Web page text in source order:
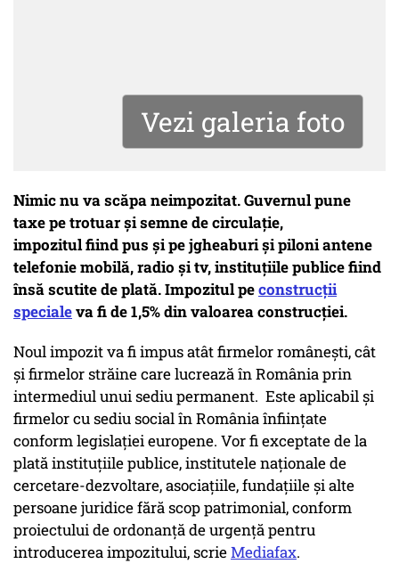
Vezi galeria foto
Nimic nu va scăpa neimpozitat. Guvernul pune
taxe pe trotuar și semne de circulație,
impozitul fiind pus şi pe jgheaburi şi piloni antene
telefonie mobilă, radio şi tv, instituţiile publice fiind
însă scutite de plată. Impozitul peconstrucții
specialeva fi de 1,5% din valoarea construcției.
Noul impozit va fi impus atât firmelor românești, cât
și firmelor străine care lucrează în România prin
intermediul unui sediu permanent. Este aplicabil şi
firmelor cu sediu social în România înfiinţate
conform legislaţiei europene. Vor fi exceptate de la
plată instituţiile publice, institutele naţionale de
cercetare-dezvoltare, asociaţiile, fundaţiile şi alte
persoane juridice fără scop patrimonial, conform
proiectului de ordonanţă de urgenţă pentru
introducerea impozitului, scrieMediafax.